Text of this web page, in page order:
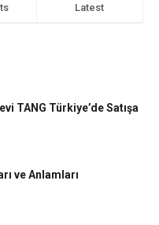
Latest
TANG Türkiye’de Satışa
ve Anlamları